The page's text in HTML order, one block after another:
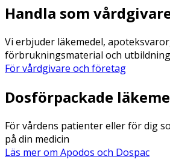
Handla som
Vi erbjuder läkemedel,
förbrukningsmaterial och
För vårdgivare och företag
Dosförpackade
För vårdens patienter eller för dig
på din medicin
Läs mer om Apodos och Dospac